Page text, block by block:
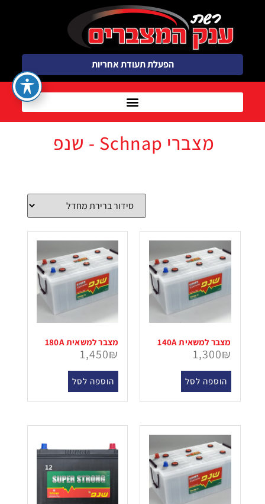
הפעלת תעודת אחריות
מצברי Schnap - שנפ
מצבר למשאית 140A
1,300₪
הוספה לסל
מצבר למשאית 180A
1,450₪
הוספה לסל